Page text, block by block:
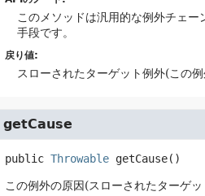
このメソッドは汎用的な例外チェー
手段です。
戻り値:
スローされたターゲット例外(この
getCause
public Throwable getCause()
この例外の原因(スローされたターゲッ